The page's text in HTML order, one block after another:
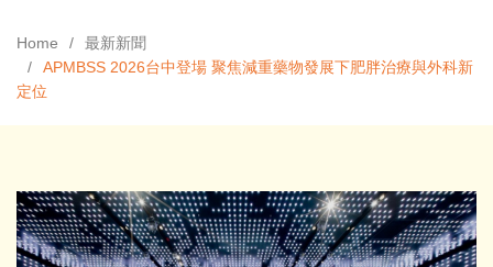
Home
最新新聞
APMBSS 2026台中登場 聚焦減重藥物發展下肥胖治療與外科新
定位